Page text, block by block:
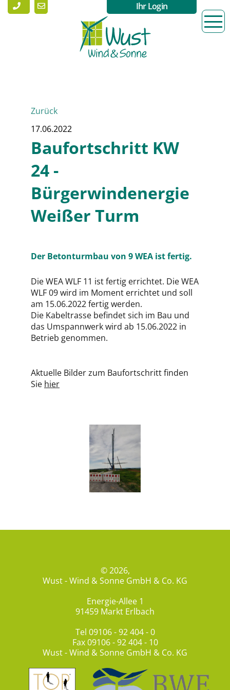
Ihr Login
Zurück
17.06.2022
Baufortschritt KW
24 -
Bürgerwindenergie
Weißer Turm
Der Betonturmbau von 9 WEA ist fertig.
Die WEA WLF 11 ist fertig errichtet. Die WEA
WLF 09 wird im Moment errichtet und soll
am 15.06.2022 fertig werden.
Die Kabeltrasse befindet sich im Bau und
das Umspannwerk wird ab 15.06.2022 in
Betrieb genommen.
Aktuelle Bilder zum Baufortschritt finden
Sie hier
© 2026,
Wust - Wind & Sonne GmbH & Co. KG
Energie-Allee 1
91459 Markt Erlbach
Tel 09106 - 92 404 - 0
Fax 09106 - 92 404 - 10
Wust - Wind & Sonne GmbH & Co. KG